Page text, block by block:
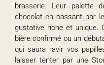
brasserie. Leur palette
chocolat en passant par
gustative riche et unique.
bière confirmé ou un
qui saura ravir vos
laisser tenter par une